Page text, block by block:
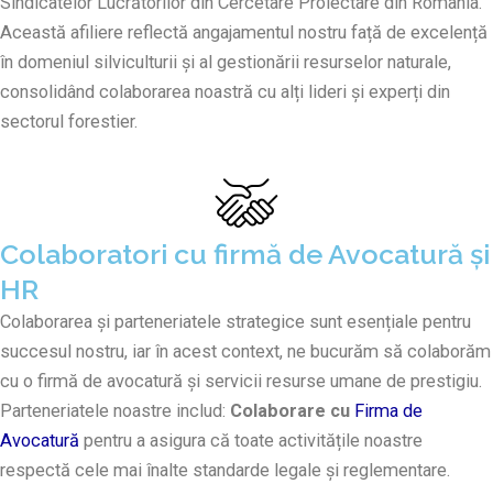
Această afiliere reflectă angajamentul nostru față de excelență
în domeniul silviculturii și al gestionării resurselor naturale,
consolidând colaborarea noastră cu alți lideri și experți din
sectorul forestier.
Colaboratori cu firmă de Avocatură și
HR
Colaborarea și parteneriatele strategice sunt esențiale pentru
succesul nostru, iar în acest context, ne bucurăm să colaborăm
cu o firmă de avocatură și servicii resurse umane de prestigiu.
Parteneriatele noastre includ: Colaborare cu Firma de
Avocatură pentru a asigura că toate activitățile noastre
respectă cele mai înalte standarde legale și reglementare.